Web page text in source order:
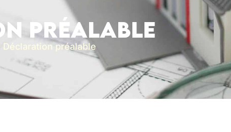
préalable
Déclaration préalable